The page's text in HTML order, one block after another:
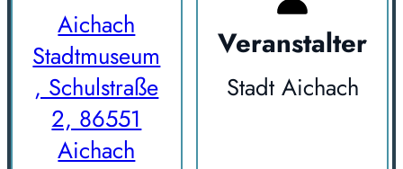
Aichach
Stadtmuseum
, Schulstraße
2, 86551
Aichach
Veranstalter
Stadt Aichach